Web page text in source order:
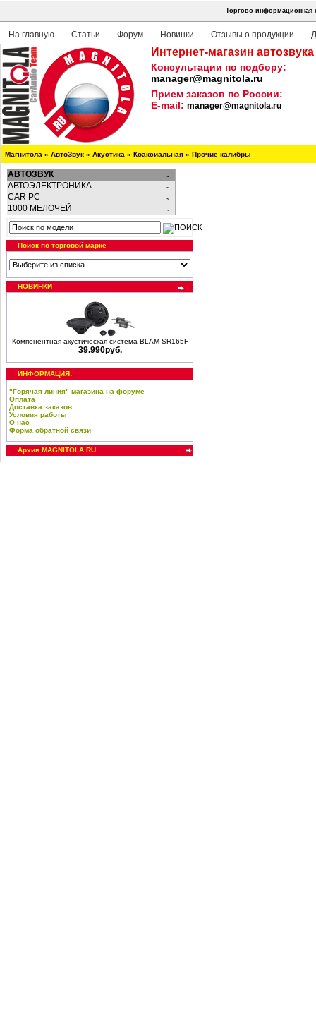
Торгово-информационная
На главную Статьи Форум Новинки Отзывы о продукции
Интернет-магазин
Консультации по подбору:
manager@magnitola.ru
Прием заказов по России:
E-mail: manager@magnitola.ru
Магнитола » АвтоЗвук » Акустика » Коаксиальная » Прочие калибры
АВТОЗВУК
АВТОЭЛЕКТРОНИКА
CAR PC
1000 МЕЛОЧЕЙ
Поиск по торговой марке
НОВИНКИ
Компонентная акустическая система BLAM SR165F
39.990руб.
ИНФОРМАЦИЯ:
"Горячая линия" магазина на форуме
Оплата
Доставка заказов
Условия работы
О нас
Форма обратной связи
Архив MAGNITOLA.RU